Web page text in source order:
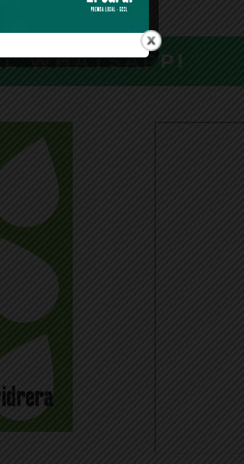
WHATSAPP!